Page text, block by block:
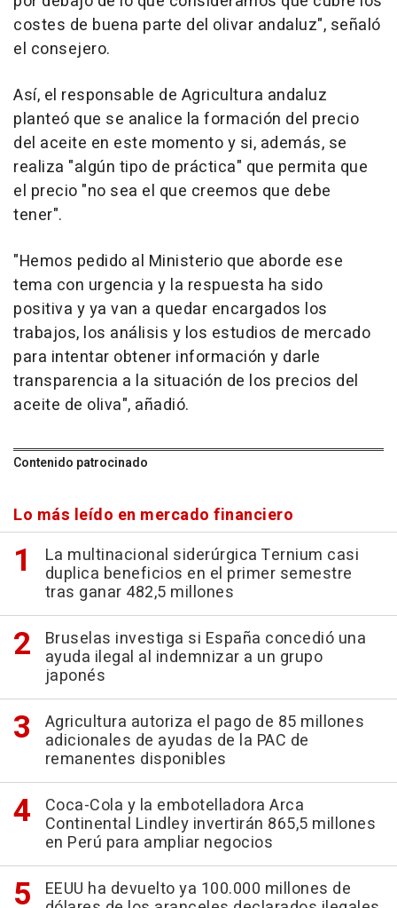
costes de buena parte del olivar andaluz", señaló
el consejero.
Así, el responsable de Agricultura andaluz
planteó que se analice la formación del precio
del aceite en este momento y si, además, se
realiza "algún tipo de práctica" que permita que
el precio "no sea el que creemos que debe
tener".
"Hemos pedido al Ministerio que aborde ese
tema con urgencia y la respuesta ha sido
positiva y ya van a quedar encargados los
trabajos, los análisis y los estudios de mercado
para intentar obtener información y darle
transparencia a la situación de los precios del
aceite de oliva", añadió.
Contenido patrocinado
Lo más leído en mercado financiero
La multinacional siderúrgica Ternium casi
duplica beneficios en el primer semestre
tras ganar 482,5 millones
Bruselas investiga si España concedió una
ayuda ilegal al indemnizar a un grupo
japonés
Agricultura autoriza el pago de 85 millones
adicionales de ayudas de la PAC de
remanentes disponibles
Coca-Cola y la embotelladora Arca
Continental Lindley invertirán 865,5 millones
en Perú para ampliar negocios
EEUU ha devuelto ya 100.000 millones de